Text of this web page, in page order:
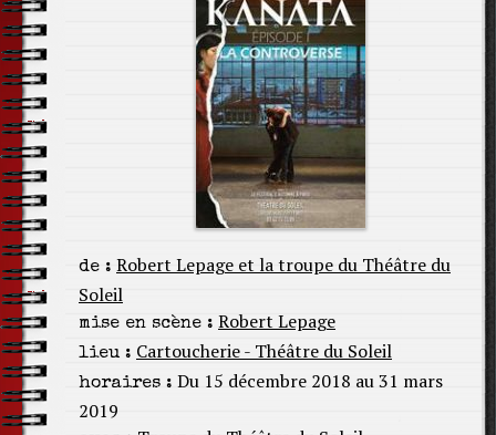
de : Robert Lepage et la troupe du Théâtre du
Soleil
mise en scène : Robert Lepage
lieu : Cartoucherie - Théâtre du Soleil
horaires : Du 15 décembre 2018 au 31 mars
2019